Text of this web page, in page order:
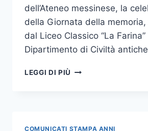
dell’Ateneo messinese, la
della Giornata della
dal Liceo Classico “La
Dipartimento di Civiltà
LEGGI DI PIÙ GIORNATA
COMUNICATI STAMPA ANNI